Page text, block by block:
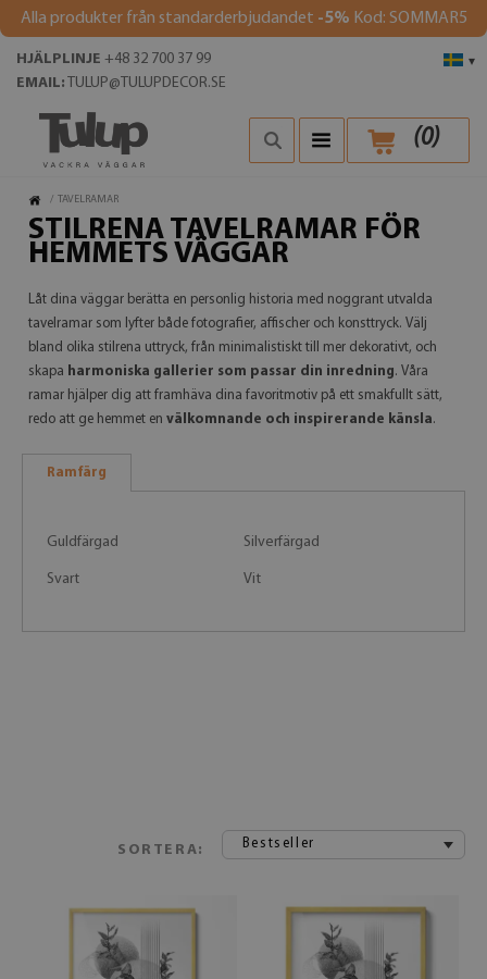
Alla produkter från standarderbjudandet -5% Kod: SOMMAR5
▾
HJÄLPLINJE +48 32 700 37 99
EMAIL: TULUP@TULUPDECOR.SE
(0)
/ TAVELRAMAR
STILRENA TAVELRAMAR FÖR
HEMMETS VÄGGAR
Låt dina väggar berätta en personlig historia med noggrant utvalda
tavelramar som lyfter både fotografier, affischer och konsttryck. Välj
bland olika stilrena uttryck, från minimalistiskt till mer dekorativt, och
skapa harmoniska gallerier som passar din inredning. Våra
ramar hjälper dig att framhäva dina favoritmotiv på ett smakfullt sätt,
redo att ge hemmet en välkomnande och inspirerande känsla.
Ramfärg
Guldfärgad Silverfärgad
Svart Vit
SORTERA: Bestseller